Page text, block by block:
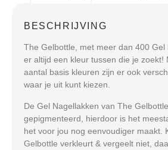
BESCHRIJVING
The Gelbottle, met meer dan 400 Gel
er altijd een kleur tussen die je zoekt!
aantal basis kleuren zijn er ook
waar je uit kunt kiezen.
De Gel Nagellakken van The
gepigmenteerd, hierdoor is het
het voor jou nog eenvoudiger maakt.
Gelbottle verkleurt & vergeelt niet,